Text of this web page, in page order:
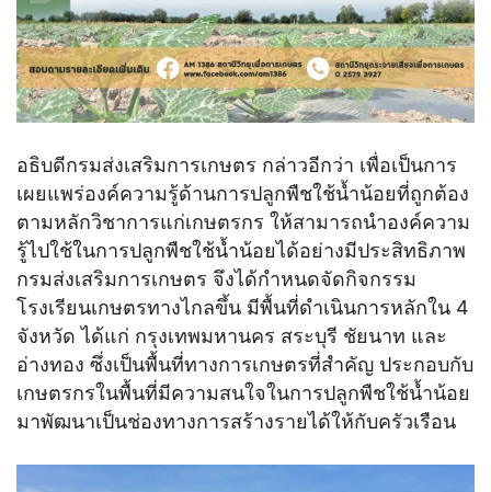
อธิบดีกรมส่งเสริมการเกษตร กล่าวอีกว่า เพื่อเป็นการ
เผยแพร่องค์ความรู้ด้านการปลูกพืชใช้น้ำน้อยที่ถูกต้อง
ตามหลักวิชาการแก่เกษตรกร ให้สามารถนำองค์ความ
รู้ไปใช้ในการปลูกพืชใช้น้ำน้อยได้อย่างมีประสิทธิภาพ
กรมส่งเสริมการเกษตร จึงได้กำหนดจัดกิจกรรม
โรงเรียนเกษตรทางไกลขึ้น มีพื้นที่ดำเนินการหลักใน 4
จังหวัด ได้แก่ กรุงเทพมหานคร สระบุรี ชัยนาท และ
อ่างทอง ซึ่งเป็นพื้นที่ทางการเกษตรที่สำคัญ ประกอบกับ
เกษตรกรในพื้นที่มีความสนใจในการปลูกพืชใช้น้ำน้อย
มาพัฒนาเป็นช่องทางการสร้างรายได้ให้กับครัวเรือน